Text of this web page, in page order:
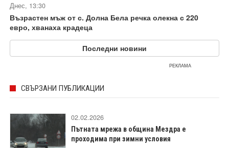
Днес, 13:30
Възрастен мъж от с. Долна Бела речка олекна с 220
евро, хванаха крадеца
Последни новини
РЕКЛАМА
СВЪРЗАНИ ПУБЛИКАЦИИ
02.02.2026
Пътната мрежа в община Мездра е
проходима при зимни условия